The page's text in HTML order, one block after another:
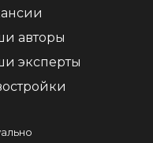
авторы
эксперты